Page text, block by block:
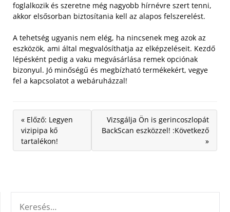
foglalkozik és szeretne még nagyobb hírnévre szert tenni,
akkor elsősorban biztosítania kell az alapos felszerelést.
A tehetség ugyanis nem elég, ha nincsenek meg azok az
eszközök, ami által megvalósíthatja az elképzeléseit. Kezdő
lépésként pedig a vaku megvásárlása remek opciónak
bizonyul. Jó minőségű és megbízható termékekért, vegye
fel a kapcsolatot a webáruházzal!
« Előző: Legyen
vizipipa kő
tartalékon!
Vizsgálja Ön is gerincoszlopát
BackScan eszközzel! :Következő
»